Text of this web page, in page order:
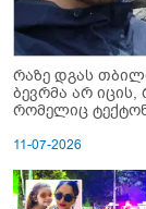
რაზე დგას
ბევრმა არ
რომელიც
11-07-2026